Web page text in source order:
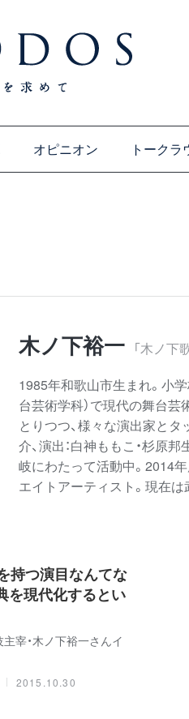
オピニオン トークラ
木ノ下裕一 「木ノ下
1985年和歌山市生まれ。小
台芸術学科）で現代の舞台
とりつつ、様々な演出家と
介、演出：白神ももこ・杉原
岐にわたって活動中。2014
エイトアーティスト。現在
を持つ演目なんてな
現代化するとい
宰・木ノ下裕一さんイ
2015.10.30